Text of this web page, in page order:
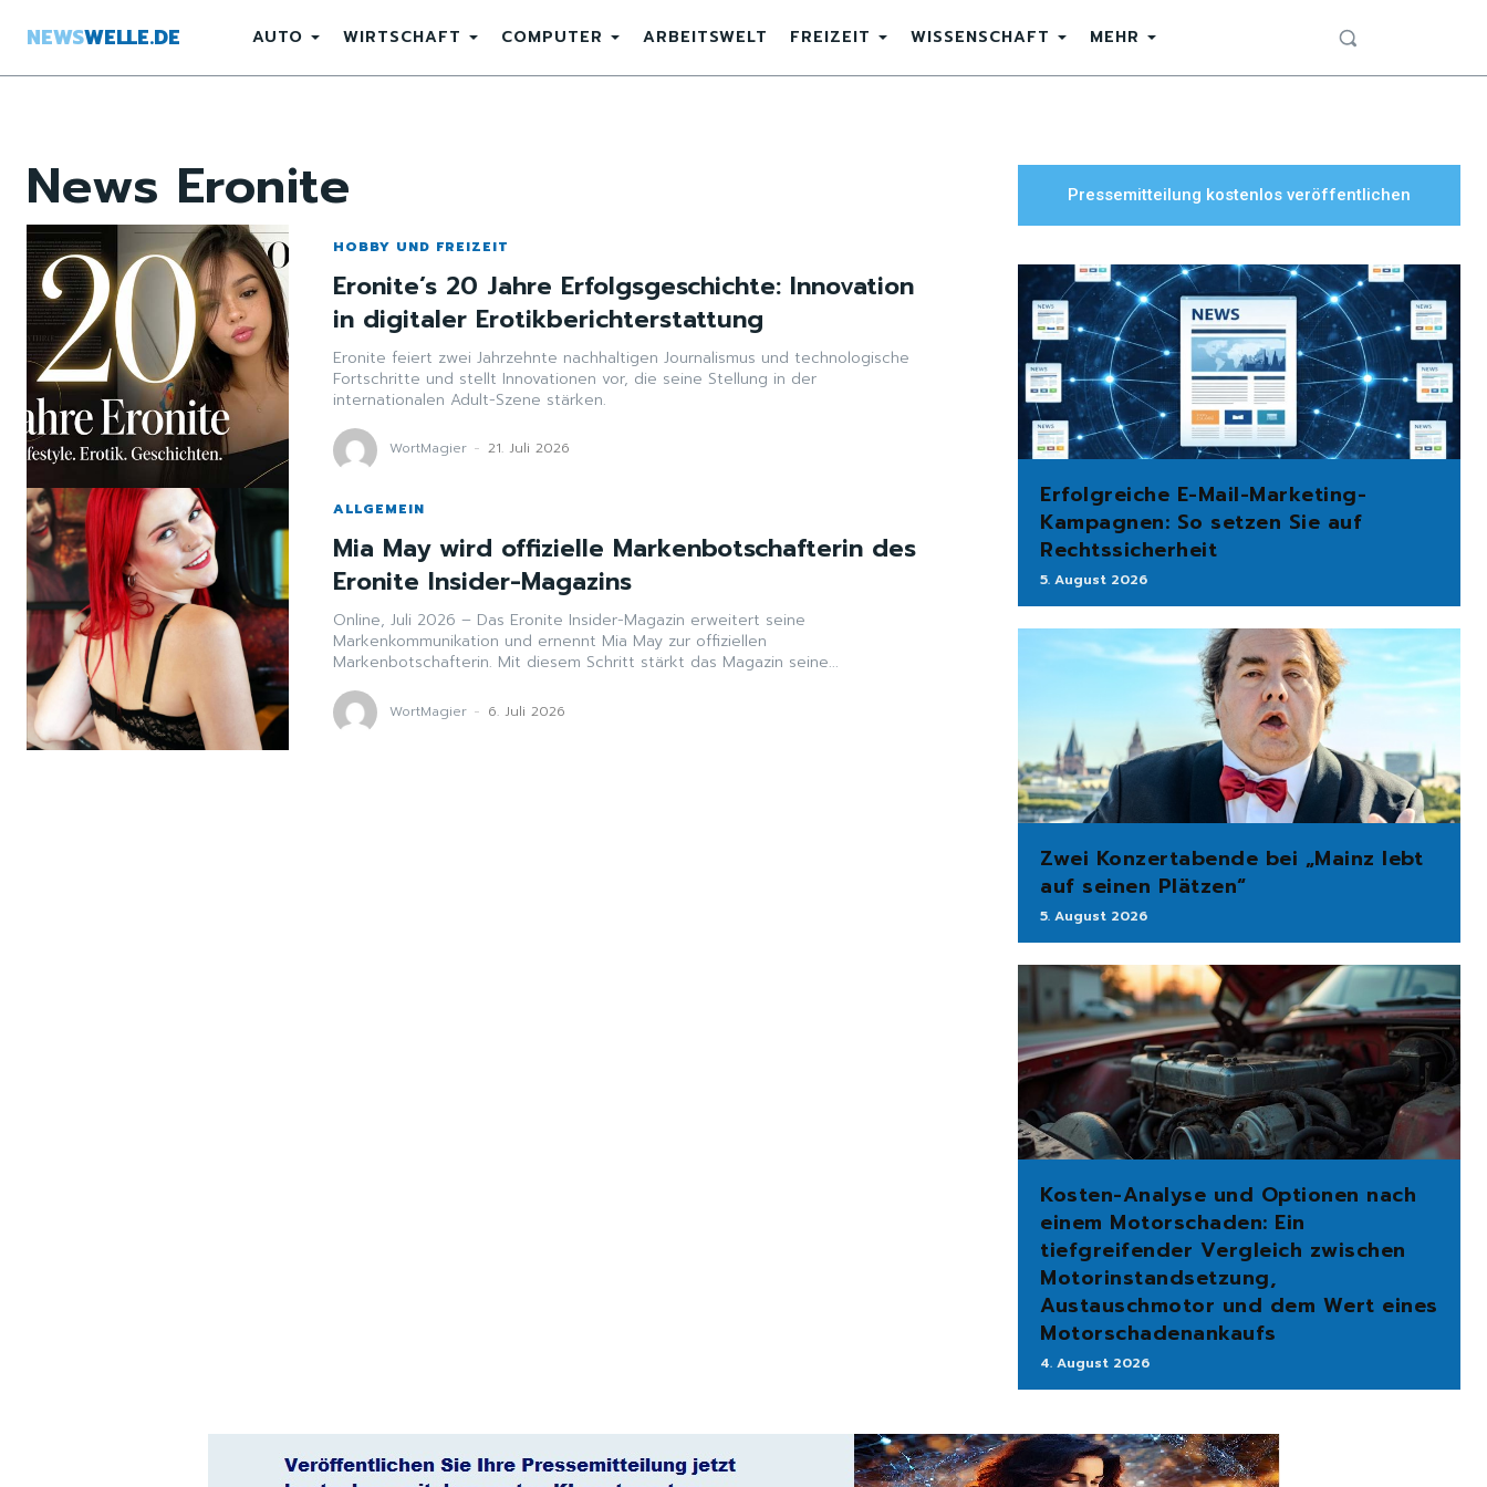
NEWSWELLE.DE AUTO WIRTSCHAFT COMPUTER ARBEITSWELT FREIZEIT WISSENSCHAFT MEHR
News Eronite
HOBBY UND FREIZEIT
Eronite’s 20 Jahre Erfolgsgeschichte: Innovation
in digitaler Erotikberichterstattung
Eronite feiert zwei Jahrzehnte nachhaltigen Journalismus und technologische
Fortschritte und stellt Innovationen vor, die seine Stellung in der
internationalen Adult-Szene stärken.
WortMagier - 21. Juli 2026
ALLGEMEIN
Mia May wird offizielle Markenbotschafterin des
Eronite Insider-Magazins
Online, Juli 2026 – Das Eronite Insider-Magazin erweitert seine
Markenkommunikation und ernennt Mia May zur offiziellen
Markenbotschafterin. Mit diesem Schritt stärkt das Magazin seine...
WortMagier - 6. Juli 2026
Pressemitteilung kostenlos veröffentlichen
Erfolgreiche E-Mail-Marketing-
Kampagnen: So setzen Sie auf
Rechtssicherheit
5. August 2026
Zwei Konzertabende bei „Mainz lebt
auf seinen Plätzen“
5. August 2026
Kosten-Analyse und Optionen nach
einem Motorschaden: Ein
tiefgreifender Vergleich zwischen
Motorinstandsetzung,
Austauschmotor und dem Wert eines
Motorschadenankaufs
4. August 2026